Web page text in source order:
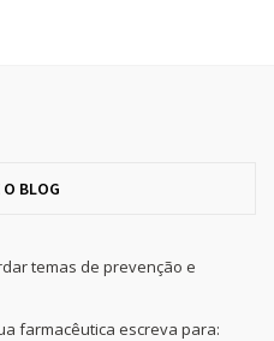
BLOG
temas de prevenção e
farmacêutica escreva para: